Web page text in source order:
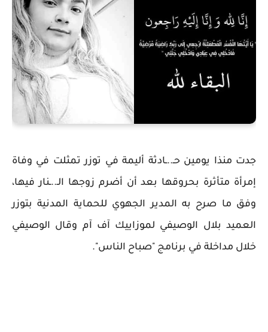
جدت منذا يومين حـ..ـادثة أليمة في توزر تمثلت في وفاة
إمرأة متأثرة بحروقها بعد أن أضرم زوجها الـ..ـنار فيها،
وفق ما صرح به المدير الجهوي للحماية المدنية بتوزر
العميد بلال الوصيفي لموزاييك آف آم وقال الوصيفي
خلال مداخلة في برنامج "صباح الناس".